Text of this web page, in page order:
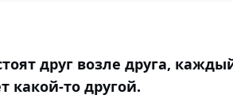
друг возле друга,
какой-то другой.